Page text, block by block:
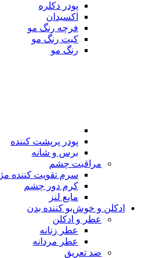
پودر دکلره
اکسیدان
فرچه رنگ مو
کیت رنگ مو
رنگ مو
پودر پرپشت کننده
برس و شانه
مراقبت چشم
سرم تقویت کننده
کرم دور چشم
مایع لنز
ادکلن و خوش‌بو کننده بدن
عطر و ادکلن
عطر زنانه
عطر مردانه
ضد تعریق